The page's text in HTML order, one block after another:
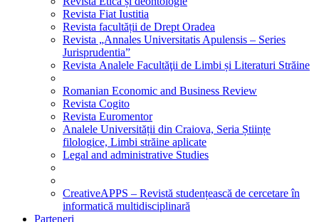
Revista Fiat Iustitia
Revista facultății de Drept Oradea
Revista „Annales Universitatis Apulensis – Series
Jurisprudentia”
Revista Analele Facultăţii de Limbi și Literaturi Străine
Romanian Economic and Business Review
Revista Cogito
Revista Euromentor
Analele Universității din Craiova, Seria Științe
filologice, Limbi străine aplicate
Legal and administrative Studies
CreativeAPPS – Revistă studențească de cercetare în
informatică multidisciplinară
Parteneri